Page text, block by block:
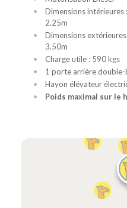
Dimensions intérieures
2.25m
Dimensions
3.50m
Charge utile : 590 kgs
1 porte arrière
Hayon élévateur
Poids maximal sur le